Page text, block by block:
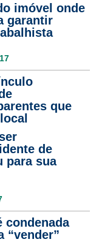
imóvel onde
garantir
que
de
para sua
condenada
“vender”